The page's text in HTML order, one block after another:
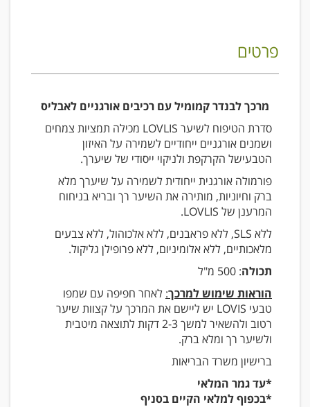
פרטים
מרכך לבנדר קמומיל עם רכיבים אורגניים לאבליס
סדרת הטיפוח לשיער LOVLIS מכילה תמציות צמחים
ושמנים אורגניים ייחודיים לשמירה על האיזון
הטבעישל הקרקפת ולניקוי ייסודי של שיערך.
פורמולה אורגנית ייחודית לשמירה על שיערך מלא
ברק וחיוניות, מותירה את השיער רך ובריא בניחוח
המרענן של LOVLIS
.
ללא SLS, ללא פראבנים, ללא אלכוהול, ללא צבעים
מלאכותיים, ללא אלומיניום, ללא פרופילן גליקול.
תכולה: 500 מ"ל
הוראות שימוש למרכך: לאחר חפיפה עם שמפו
טבעי LOVIS יש ליישם את המרכך על קצוות שיער
רטוב ולהשאיר למשך 2-3 דקות לתוצאה מיטבית
ולשיער רך ומלא ברק.
ברישיון משרד הבריאות
*עד גמר המלאי
*בכפוף למלאי הקיים בסניף